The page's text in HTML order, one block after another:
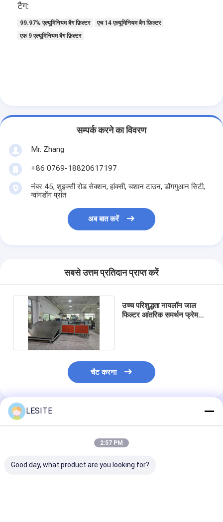
अल्ट्रासोनिक सिलाई मशीन
टैग:
99.97% एल्यूमिनियम बैग फ़िल्टर
एच 14 एल्यूमिनियम बैग फ़िल्टर
एफ 9 एल्यूमिनियम बैग फ़िल्टर
सम्पर्क करने का विवरण
Mr. Zhang
+86 0769-18820617197
नंबर 45, शुइक्सी रोड सेक्शन, हांक्सी, चशान टाउन, डोंगगुआन सिटी,
ग्वांगडोंग प्रांत
अब बात करें
सबसे उत्तम प्रतिदान प्राप्त करें
उच्च परिशुद्धता नायलॉन जाल
फिल्टर आंतरिक समर्थन फ्रेम
चैट करना
अनुशंसित उत्पाद
LESITE
2:57 PM
Good day, what product are you looking for?